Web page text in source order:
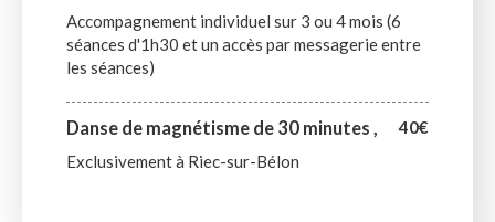
Accompagnement individuel sur 3 ou 4 mois (6
séances d'1h30 et un accès par messagerie entre
les séances)
40€
Danse de magnétisme de 30 minutes ,
Exclusivement à Riec-sur-Bélon